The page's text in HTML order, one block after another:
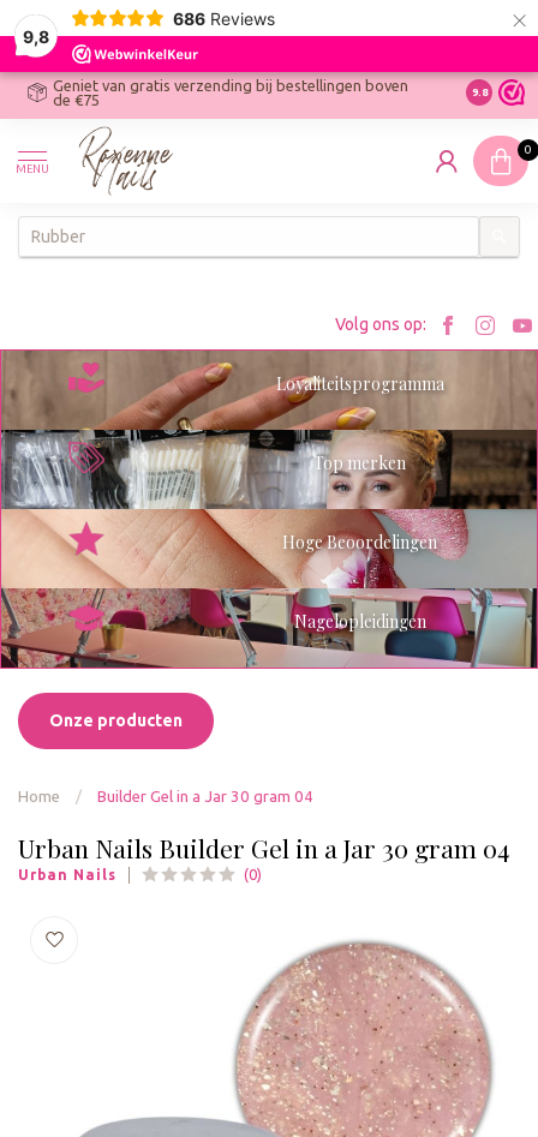
9,8
686 Reviews ×
Geniet van gratis verzending bij bestellingen boven
de €75
Ontdek
9.8
MENU
0
Volg ons op:
Bezoek
Loyaliteitsprogramma
Top merken
Hoge Beoordelingen
Nagelopleidingen
Onze producten
Home / Builder Gel in a Jar 30 gram 04
Urban Nails Builder Gel in a Jar 30 gram 04
Urban Nails (0)